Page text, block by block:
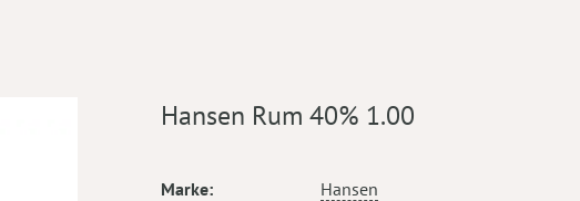
Hansen Rum 40% 1.00
Mehr
Marke
Hansen